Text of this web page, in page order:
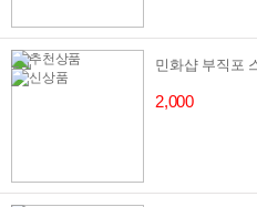
민화샵 부직포
2,000